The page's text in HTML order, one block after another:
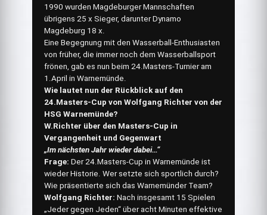
1990 wurden Magdeburger Mannschaften
übrigens 25 x Sieger, darunter Dynamo
Magdeburg 18 x.
Eine Begegnung mit den Wasserball-Enthusiasten
von früher, die immer noch dem Wasserballsport
frönen, gab es nun beim 24.Masters-Turnier am
1.April in Warnemünde.
Wie lautet nun der Rückblick auf den
24.Masters-Cup von Wolfgang Richter von der
HSG Warnemünde?
W.Richter über den Masters-Cup in
Vergangenheit und Gegenwart
„Im nächsten Jahr wieder dabei…“
Frage: Der 24.Masters-Cup in Warnemünde ist
wieder Historie. Wer setzte sich sportlich durch?
Wie präsentierte sich das Warnemünder Team?
Wolfgang Richter: Nach insgesamt 15 Spielen
„Jeder gegen Jeden“ über acht Minuten effektive